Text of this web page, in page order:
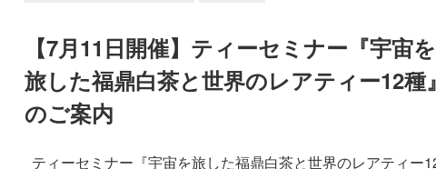
【7月11日開催】ティーセミナー『宇宙を
旅した福鼎白茶と世界のレアティー12種』
のご案内
ティーセミナー『宇宙を旅した福鼎白茶と世界のレアティー